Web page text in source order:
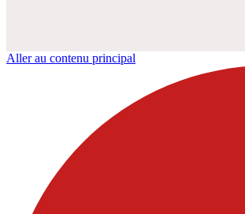
Aller au contenu principal